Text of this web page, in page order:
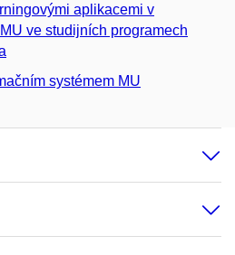
aplikacemi v
ve studijních programech
systémem MU